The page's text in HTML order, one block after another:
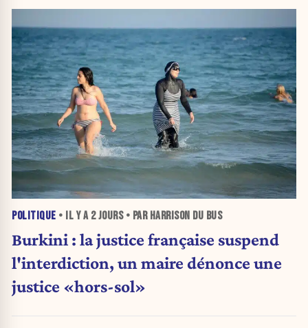
POLITIQUE • IL Y A 2 JOURS• PAR HARRISON DU BUS
Burkini : la justice française suspend
l'interdiction, un maire dénonce une
justice «hors-sol»